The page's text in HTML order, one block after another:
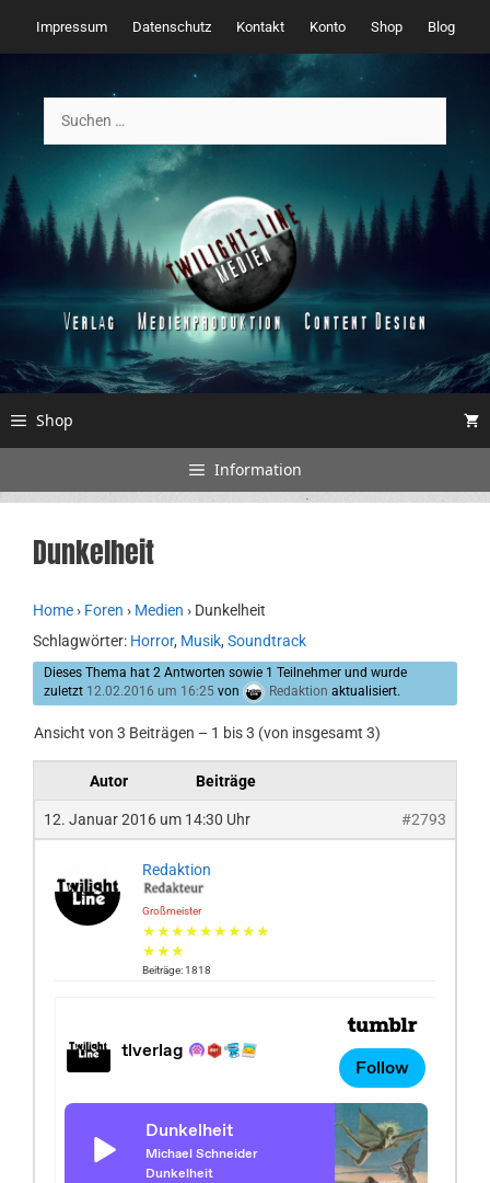
Inhalt
springen
Impressum Datenschutz Kontakt Konto Shop Blog
nach:
Shop
Information
Dunkelheit
Home› Foren › Medien › Dunkelheit
Schlagwörter: Horror, Musik, Soundtrack
Dieses Thema hat 2 Antworten sowie 1 Teilnehmer und wurde
zuletzt 12.02.2016 um 16:25 von Redaktion aktualisiert.
Ansicht von 3 Beiträgen – 1 bis 3 (von insgesamt 3)
Autor Beiträge
12. Januar 2016 um 14:30 Uhr #2793
Redaktion
Großmeister
★★★★★★★★★
★★★
Beiträge: 1818